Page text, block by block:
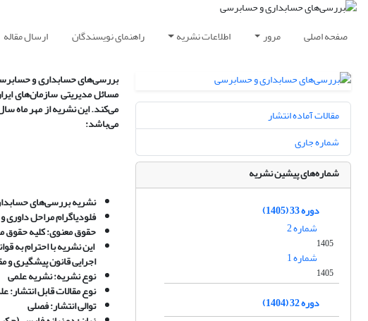
صفحه اصلی مرور اطلاعات نشریه راهنمای نویسندگان ارسال مقاله
مقالات آماده انتشار
شماره جاری
شماره‌های پیشین نشریه
دوره 33 (1405)
شماره 2
1405
شماره 1
1405
دوره 32 (1404)
بررسی‌های حسابداری و
مسائل مدیریتی سازمان‌های
می‌باشد:
نشریهبررسی‌های
فلودیاگرام مراحل
حقوق معنوی:کلیه حقوق
این نشریه با احترام به
اجرایی قانون پیشگیری و
نوع نشریه:نشریه علمی
نوع مقالات قابل
توالی انتشار:فصلی